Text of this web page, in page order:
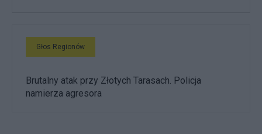
Głos Regionów
Brutalny atak przy Złotych Tarasach. Policja
namierza agresora